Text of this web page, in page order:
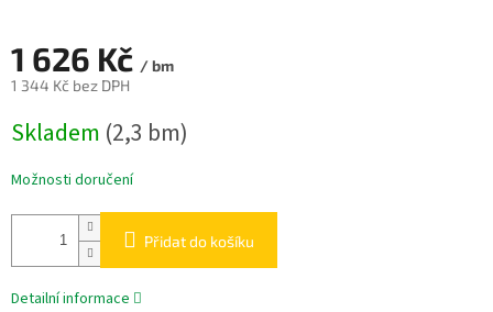
1 626 Kč / bm
1 344 Kč bez DPH
cena:
Skladem (2,3 bm)
Možnosti doručení
Přidat do košíku
Detailní informace